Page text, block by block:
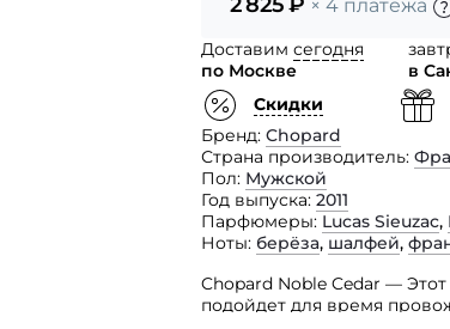
× 4 платежа
Доставим сегодня
по Москве
в
Скидки
Бренд Chopard
Страна производитель
Пол Мужской
Год выпуска 2011
Парфюмеры Lucas Sieuzac,
Ноты берёза, шалфей,
Chopard Noble Cedar —
подойдет для время